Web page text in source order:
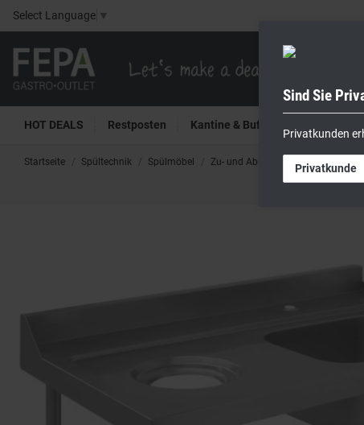
Select Language ▼
HOT DEALS Restposten Kantine & Buffet
Startseite Spültechnik Spülmöbel Zu- und Ablauftische
Sind Sie
Privatkunden
Privatkunde